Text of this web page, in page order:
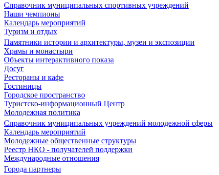
Справочник муниципальных спортивных учреждений
Наши чемпионы
Календарь мероприятий
Туризм и отдых
Памятники истории и архитектуры, музеи и экспозиции
Храмы и монастыри
Объекты интерактивного показа
Досуг
Рестораны и кафе
Гостиницы
Городское пространство
Туристско-информационный Центр
Молодежная политика
Справочник муниципальных учреждений молодежной сферы
Календарь мероприятий
Молодежные общественные структуры
Реестр НКО - получателей поддержки
Международные отношения
Города партнеры